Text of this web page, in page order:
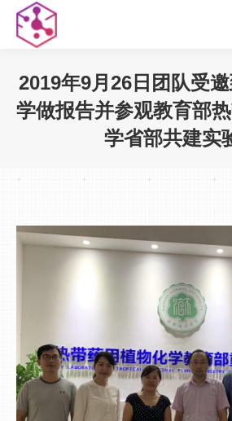
2019年9月26日团队受
学做报告并参观教育部
学省部共建实